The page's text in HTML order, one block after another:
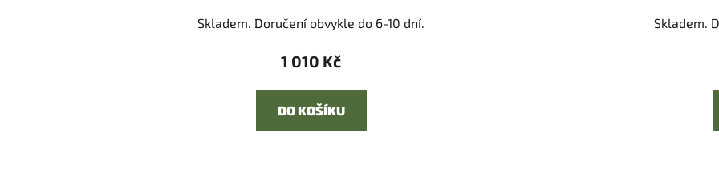
Skladem. Doručení obvykle do 6-10 dní.
1 010 Kč
DO KOŠÍKU
Skladem.